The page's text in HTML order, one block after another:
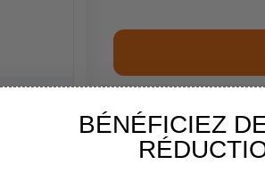
BÉNÉFICIEZ